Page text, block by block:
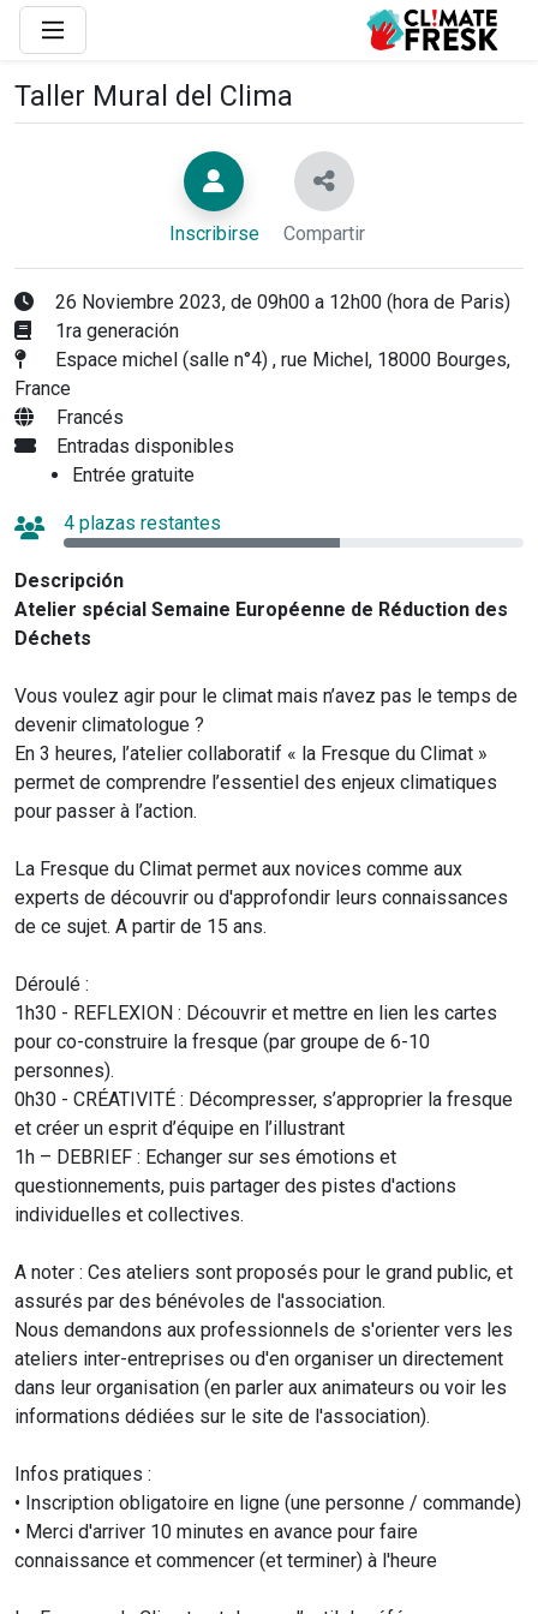
Taller Mural del Clima
Inscribirse Compartir
26 Noviembre 2023, de 09h00 a 12h00 (hora de Paris)
1ra generación
Espace michel (salle n°4) , rue Michel, 18000 Bourges,
France
Francés
Entradas disponibles
Entrée gratuite
4 plazas restantes
Descripción
Atelier spécial Semaine Européenne de Réduction des
Déchets
Vous voulez agir pour le climat mais n’avez pas le temps de
devenir climatologue ?
En 3 heures, l’atelier collaboratif « la Fresque du Climat »
permet de comprendre l’essentiel des enjeux climatiques
pour passer à l’action.
La Fresque du Climat permet aux novices comme aux
experts de découvrir ou d'approfondir leurs connaissances
de ce sujet. A partir de 15 ans.
Déroulé :
1h30 - REFLEXION : Découvrir et mettre en lien les cartes
pour co-construire la fresque (par groupe de 6-10
personnes).
0h30 - CRÉATIVITÉ : Décompresser, s’approprier la fresque
et créer un esprit d’équipe en l’illustrant
1h – DEBRIEF : Echanger sur ses émotions et
questionnements, puis partager des pistes d'actions
individuelles et collectives.
A noter : Ces ateliers sont proposés pour le grand public, et
assurés par des bénévoles de l'association.
Nous demandons aux professionnels de s'orienter vers les
ateliers inter-entreprises ou d'en organiser un directement
dans leur organisation (en parler aux animateurs ou voir les
informations dédiées sur le site de l'association).
Infos pratiques :
• Inscription obligatoire en ligne (une personne / commande)
• Merci d'arriver 10 minutes en avance pour faire
connaissance et commencer (et terminer) à l'heure